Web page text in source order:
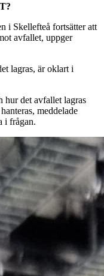
i Skellefteå fortsätter att
avfallet, uppger
lagras, är oklart i
hur det avfallet lagras
meddelade
i frågan.